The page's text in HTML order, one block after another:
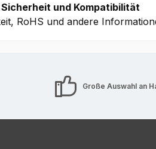
und Kompatibilität
RoHS und andere
Große Auswahl an